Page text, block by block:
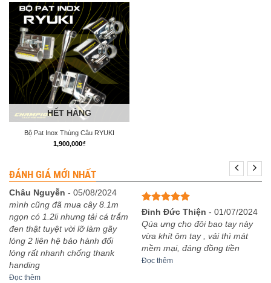
HẾT HÀNG
Bộ Pat Inox Thùng Câu RYUKI
1,900,000₫
ĐÁNH GIÁ MỚI NHẤT
Châu Nguyễn - 05/08/2024
mình cũng đã mua cây 8.1m
ngọn có 1.2li nhưng tải cá trắm
đen thật tuyệt vời lỡ làm gãy
lóng 2 liên hệ bảo hành đổi
lóng rất nhanh chống thank
handing
Đọc thêm
Được xếp
hạng
sao
Đinh Đức Thiện - 01/07/2024
Qúa ưng cho đôi bao tay này
vừa khít ôm tay , vải thì mát
mềm mại, đáng đồng tiền
Đọc thêm